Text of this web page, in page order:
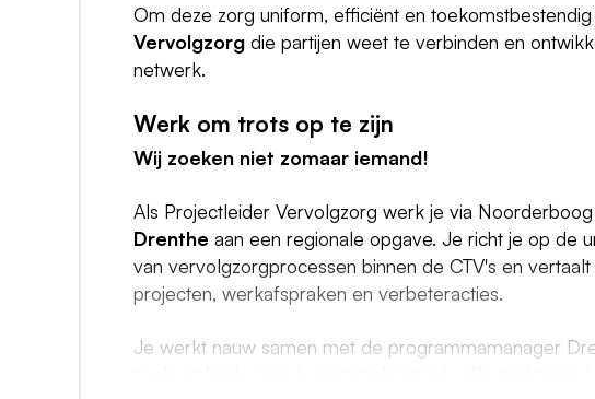
Om deze zorg uniform, efficiënt en
Vervolgzorg die partijen weet te verbinden en
netwerk.
Werk om trots op te zijn
Wij zoeken niet zomaar iemand!
Als Projectleider Vervolgzorg werk je via
Drenthe aan een regionale opgave. Je richt je op de
van vervolgzorgprocessen binnen de CTV's en
projecten, werkafspraken en verbeteracties.
Je werkt nauw samen met de programmamanager